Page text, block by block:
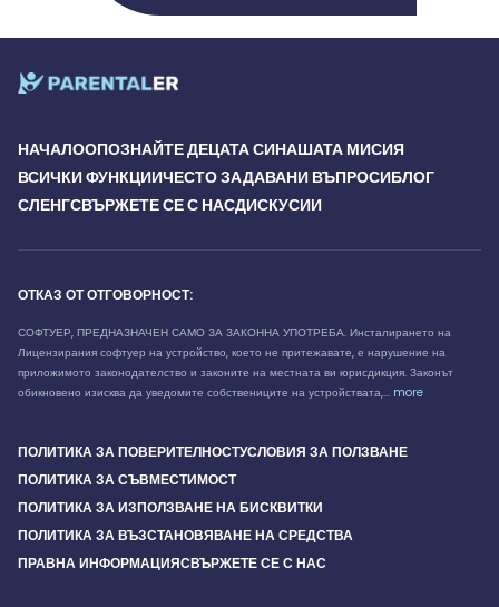
НАЧАЛООПОЗНАЙТЕ ДЕЦАТА СИНАШАТА МИСИЯ
ВСИЧКИ ФУНКЦИИЧЕСТО ЗАДАВАНИ ВЪПРОСИБЛОГ
СЛЕНГСВЪРЖЕТЕ СЕ С НАСДИСКУСИИ
ОТКАЗ ОТ ОТГОВОРНОСТ:
СОФТУЕР, ПРЕДНАЗНАЧЕН САМО ЗА ЗАКОННА УПОТРЕБА. Инсталирането на
Лицензирания софтуер на устройство, което не притежавате, е нарушение на
приложимото законодателство и законите на местната ви юрисдикция. Законът
обикновено изисква да уведомите собствениците на устройствата,... more
ПОЛИТИКА ЗА ПОВЕРИТЕЛНОСТУСЛОВИЯ ЗА ПОЛЗВАНЕ
ПОЛИТИКА ЗА СЪВМЕСТИМОСТ
ПОЛИТИКА ЗА ИЗПОЛЗВАНЕ НА БИСКВИТКИ
ПОЛИТИКА ЗА ВЪЗСТАНОВЯВАНЕ НА СРЕДСТВА
ПРАВНА ИНФОРМАЦИЯСВЪРЖЕТЕ СЕ С НАС